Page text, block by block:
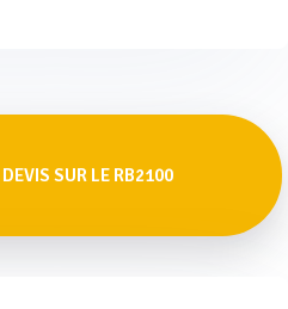
SUR LE RB2100